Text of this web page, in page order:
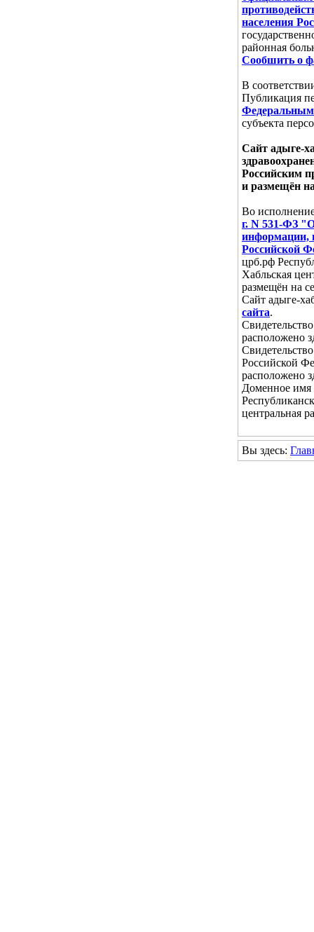
населения
районная
Сообшить о
В
Публикация
Федеральным
субъекта
Сайт адыге-
Российским
и размещён
Во
г. N 531-ФЗ
информации,
Российской
црб.рф
Хабльская
размещён на
Сайт адыге-
сайта.
расположено
Российской
расположено
Доменное имя
центральная
Вы здесь: